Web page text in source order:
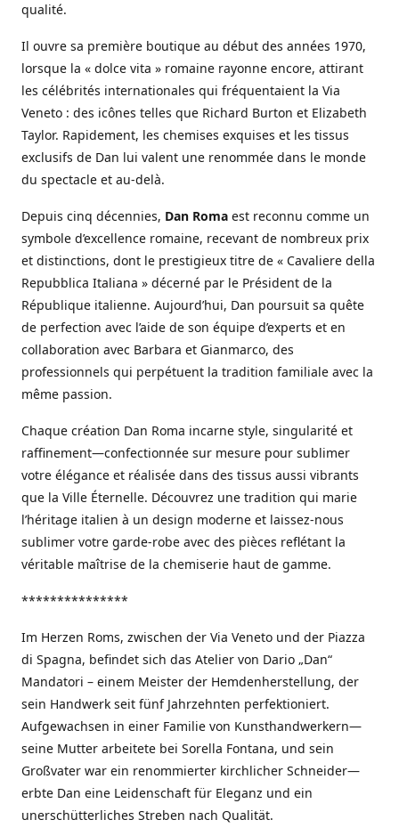
qualité.
Il ouvre sa première boutique au début des années 1970,
lorsque la « dolce vita » romaine rayonne encore, attirant
les célébrités internationales qui fréquentaient la Via
Veneto : des icônes telles que Richard Burton et Elizabeth
Taylor. Rapidement, les chemises exquises et les tissus
exclusifs de Dan lui valent une renommée dans le monde
du spectacle et au-delà.
Depuis cinq décennies, Dan Roma est reconnu comme un
symbole d’excellence romaine, recevant de nombreux prix
et distinctions, dont le prestigieux titre de « Cavaliere della
Repubblica Italiana » décerné par le Président de la
République italienne. Aujourd’hui, Dan poursuit sa quête
de perfection avec l’aide de son équipe d’experts et en
collaboration avec Barbara et Gianmarco, des
professionnels qui perpétuent la tradition familiale avec la
même passion.
Chaque création Dan Roma incarne style, singularité et
raffinement—confectionnée sur mesure pour sublimer
votre élégance et réalisée dans des tissus aussi vibrants
que la Ville Éternelle. Découvrez une tradition qui marie
l’héritage italien à un design moderne et laissez-nous
sublimer votre garde-robe avec des pièces reflétant la
véritable maîtrise de la chemiserie haut de gamme.
***************
Im Herzen Roms, zwischen der Via Veneto und der Piazza
di Spagna, befindet sich das Atelier von Dario „Dan“
Mandatori – einem Meister der Hemdenherstellung, der
sein Handwerk seit fünf Jahrzehnten perfektioniert.
Aufgewachsen in einer Familie von Kunsthandwerkern—
seine Mutter arbeitete bei Sorella Fontana, und sein
Großvater war ein renommierter kirchlicher Schneider—
erbte Dan eine Leidenschaft für Eleganz und ein
unerschütterliches Streben nach Qualität.